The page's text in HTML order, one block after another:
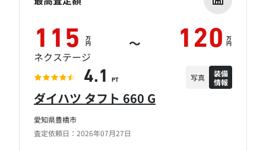
愛知県豊橋市
査定依頼日：2026年07月27日
ダイハツ タフト 660 G
115 万
円 ～ 120 万
円
ネクステージ
4.1 PT 写真
装備
情報